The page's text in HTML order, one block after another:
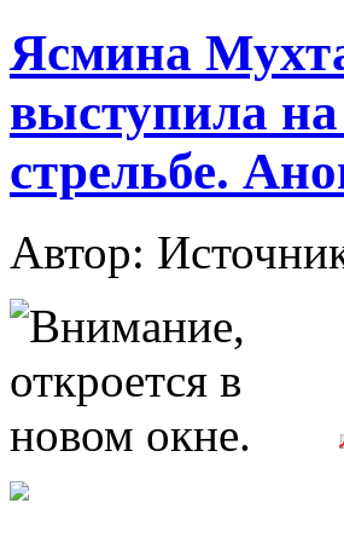
Ясмина
выступила
стрельбе.
Автор: